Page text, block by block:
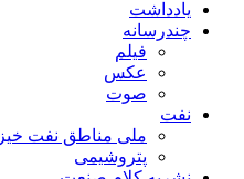
یادداشت
چندرسانه
فیلم
عکس
صوت
نفت
ملی مناطق نفت خیز
پتروشیمی